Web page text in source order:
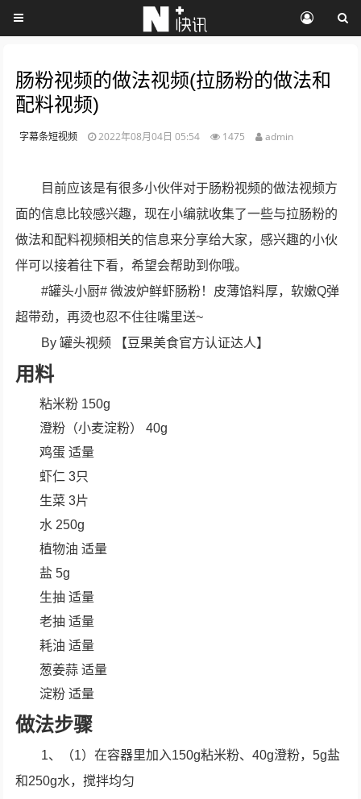
肠粉视频的做法视频(拉肠粉的做法和
配料视频)
字幕条短视频 2022年08月04日 05:54 1475 admin
目前应该是有很多小伙伴对于肠粉视频的做法视频方
面的信息比较感兴趣，现在小编就收集了一些与拉肠粉的
做法和配料视频相关的信息来分享给大家，感兴趣的小伙
伴可以接着往下看，希望会帮助到你哦。
#罐头小厨# 微波炉鲜虾肠粉！皮薄馅料厚，软嫩Q弹
超带劲，再烫也忍不住往嘴里送~
By 罐头视频 【豆果美食官方认证达人】
用料
粘米粉 150g
澄粉（小麦淀粉） 40g
鸡蛋 适量
虾仁 3只
生菜 3片
水 250g
植物油 适量
盐 5g
生抽 适量
老抽 适量
耗油 适量
葱姜蒜 适量
淀粉 适量
做法步骤
1、（1）在容器里加入150g粘米粉、40g澄粉，5g盐
和250g水，搅拌均匀